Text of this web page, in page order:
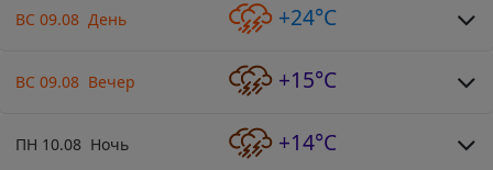
ВС 09.08 День +24°C
ВС 09.08 Вечер +15°C
ПН 10.08 Ночь +14°C